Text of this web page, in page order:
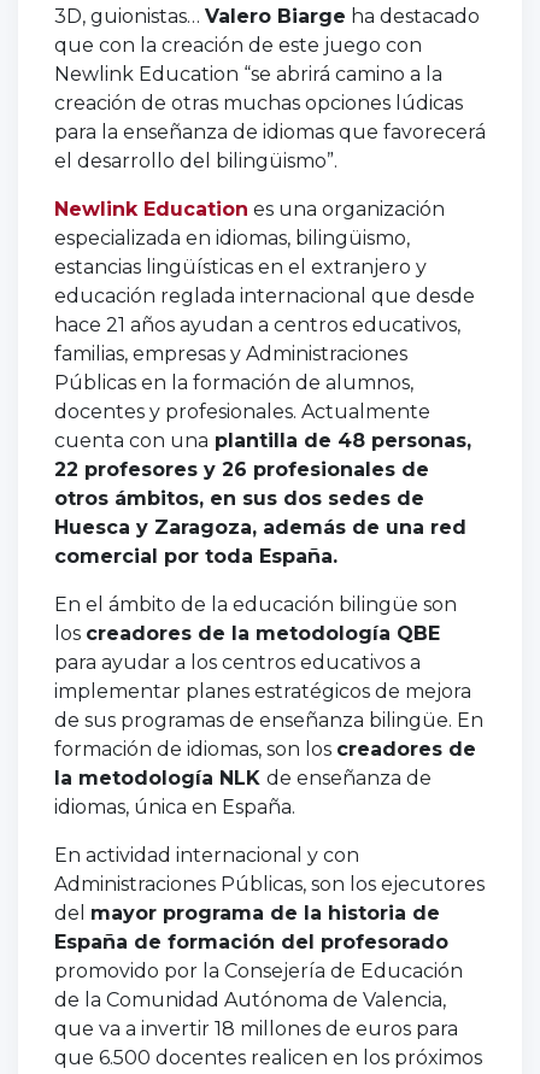
3D, guionistas… Valero Biarge ha destacado
que con la creación de este juego con
Newlink Education “se abrirá camino a la
creación de otras muchas opciones lúdicas
para la enseñanza de idiomas que favorecerá
el desarrollo del bilingüismo”.
Newlink Education es una organización
especializada en idiomas, bilingüismo,
estancias lingüísticas en el extranjero y
educación reglada internacional que desde
hace 21 años ayudan a centros educativos,
familias, empresas y Administraciones
Públicas en la formación de alumnos,
docentes y profesionales. Actualmente
cuenta con una plantilla de 48 personas,
22 profesores y 26 profesionales de
otros ámbitos, en sus dos sedes de
Huesca y Zaragoza, además de una red
comercial por toda España.
En el ámbito de la educación bilingüe son
los creadores de la metodología QBE
para ayudar a los centros educativos a
implementar planes estratégicos de mejora
de sus programas de enseñanza bilingüe. En
formación de idiomas, son los creadores de
la metodología NLK de enseñanza de
idiomas, única en España.
En actividad internacional y con
Administraciones Públicas, son los ejecutores
del mayor programa de la historia de
España de formación del profesorado
promovido por la Consejería de Educación
de la Comunidad Autónoma de Valencia,
que va a invertir 18 millones de euros para
que 6.500 docentes realicen en los próximos